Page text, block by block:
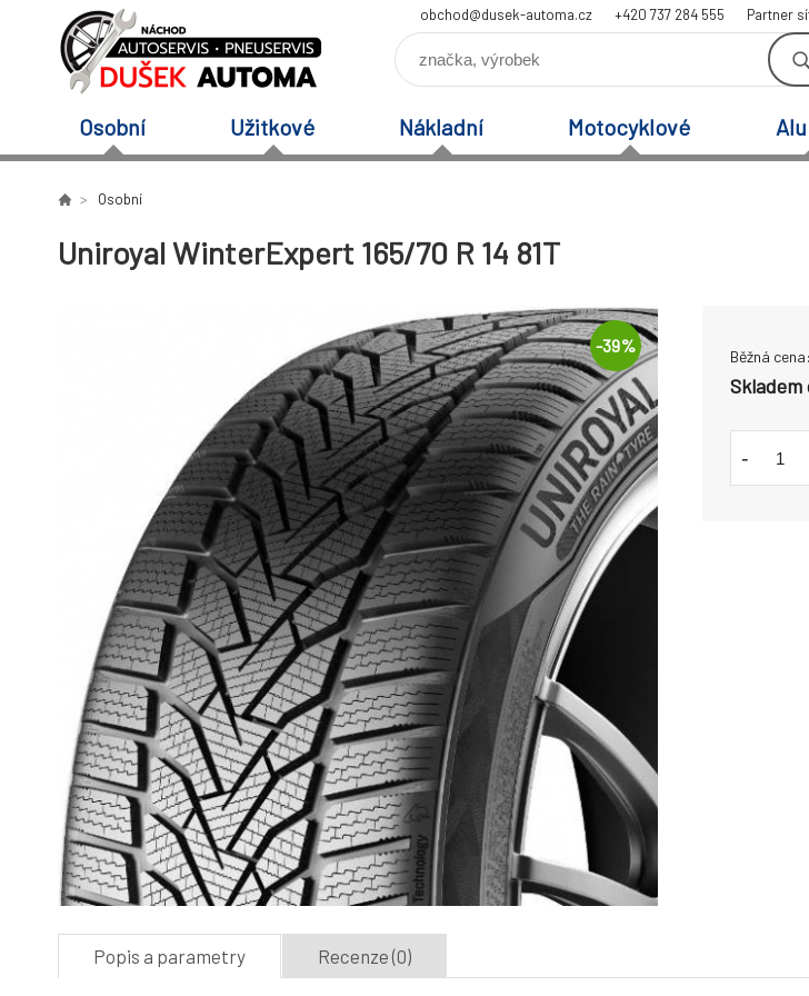
obchod@dusek-automa.cz +420 737 284 555 Partner
Osobní Užitkové Nákladní Motocyklové
Osobní
Uniroyal WinterExpert 165/70 R 14 81T
-39%
Běžná cena:
Skladem
-
Popis a parametry Recenze (0)